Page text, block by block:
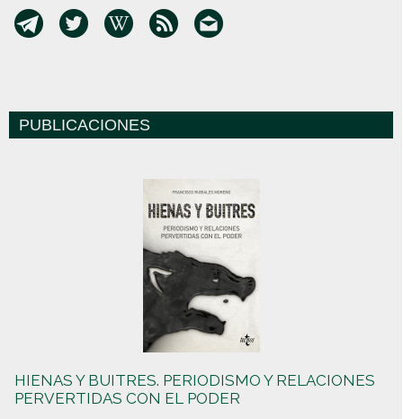
PUBLICACIONES
HIENAS Y BUITRES. PERIODISMO Y RELACIONES
PERVERTIDAS CON EL PODER